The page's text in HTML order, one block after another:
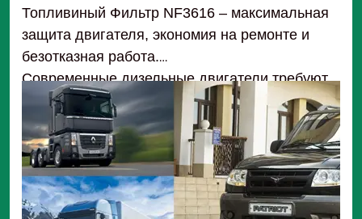
Топливиный Фильтр NF3616 – максимальная
защита двигателя, экономия на ремонте и
безотказная работа.
Современные дизельные двигатели требуют
безупречной чистоты топлива для стабильной
работы.
Фильтр NF3613 от «Невский Фильтр» – это
надежное решение, которое обеспечивает
высокую степень очистки, совместимость с